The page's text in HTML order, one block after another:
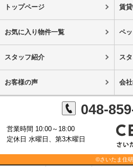
トップページ 賃
お気に入り物件一覧 ペ
スタッフ紹介 ス
お客様の声 会
048-
営業時間 10:00～18:00
定休日 水曜日、第3木曜日
©さいたま住研